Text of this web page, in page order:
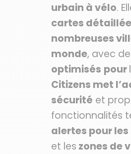
urbain à vélo.
cartes
nombreuses
monde, avec
optimisés pour
Citizens met
sécurité et
fonctionnalités
alertes pour
et les zones de